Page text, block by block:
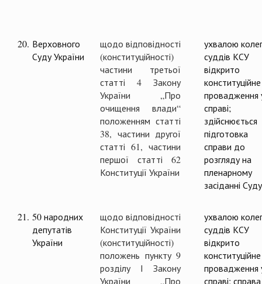
20. Верховного
Суду України
щодо відповідності
(конституційності)
частини третьої
статті 4 Закону
України „Про
очищення влади“
положенням статті
38, частини другої
статті 61, частини
першої статті 62
Конституції України
ухвалою
суддів КСУ
відкрито
конституційне
провадження
справі;
здійснюється
підготовка
справи до
розгляду на
пленарному
засіданні Суду
21. 50 народних
депутатів
України
щодо відповідності
Конституції України
(конституційності)
положень пункту 9
розділу І Закону
України „Про
ухвалою
суддів КСУ
відкрито
конституційне
провадження
справі; справа